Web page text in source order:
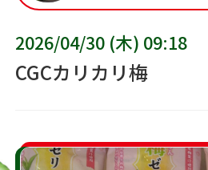
2026/04/30 (木) 09:18
CGCカリカリ梅